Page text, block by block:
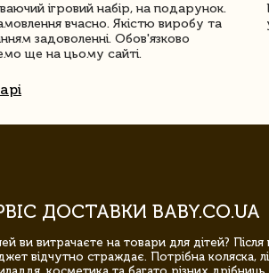
ігровий набір, на подарунок.
вчасно. Якістю виробу та
задоволенні. Обов'язково
ще на цьому сайті.
ДОСТАВКИ BABY.CO.UA
ви витрачаєте на товари для дітей?
відчутно страждає. Потрібна коляска,